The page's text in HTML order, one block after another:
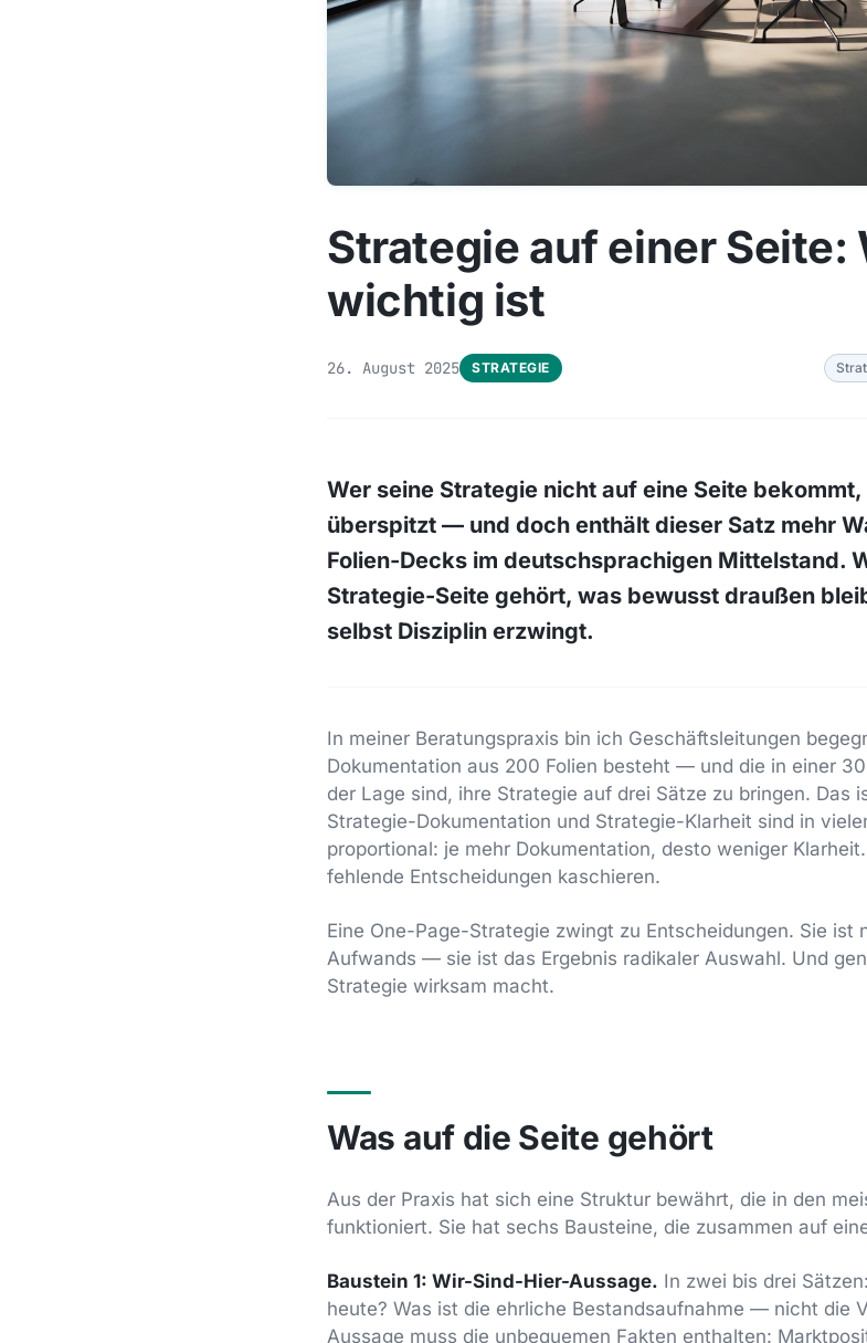
Strategie auf einer Seite:
wichtig ist
26. August 2025 STRATEGIE
Wer seine Strategie nicht auf eine Seite
überspitzt — und doch enthält dieser Satz mehr
Folien-Decks im deutschsprachigen Mittelstand.
Strategie-Seite gehört, was bewusst draußen
selbst Disziplin erzwingt.
In meiner Beratungspraxis bin ich Geschäftsleitungen
Dokumentation aus 200 Folien besteht — und die in einer
der Lage sind, ihre Strategie auf drei Sätze zu bringen. Das
Strategie-Dokumentation und Strategie-Klarheit sind in
proportional: je mehr Dokumentation, desto weniger
fehlende Entscheidungen kaschieren.
Eine One-Page-Strategie zwingt zu Entscheidungen. Sie ist
Aufwands — sie ist das Ergebnis radikaler Auswahl. Und
Strategie wirksam macht.
Was auf die Seite gehört
Aus der Praxis hat sich eine Struktur bewährt, die in den
funktioniert. Sie hat sechs Bausteine, die zusammen auf
Baustein 1: Wir-Sind-Hier-Aussage. In zwei bis drei
heute? Was ist die ehrliche Bestandsaufnahme — nicht die
Aussage muss die unbequemen Fakten enthalten: